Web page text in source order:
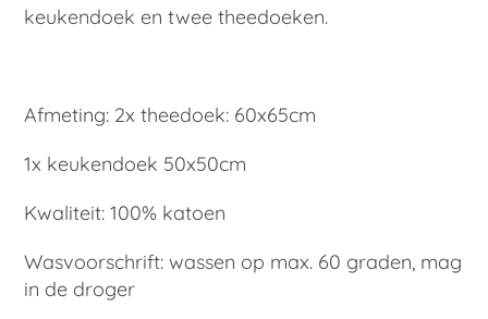
keukendoek en twee theedoeken.
Afmeting: 2x theedoek: 60x65cm
1x keukendoek 50x50cm
Kwaliteit: 100% katoen
Wasvoorschrift: wassen op max. 60 graden, mag
in de droger